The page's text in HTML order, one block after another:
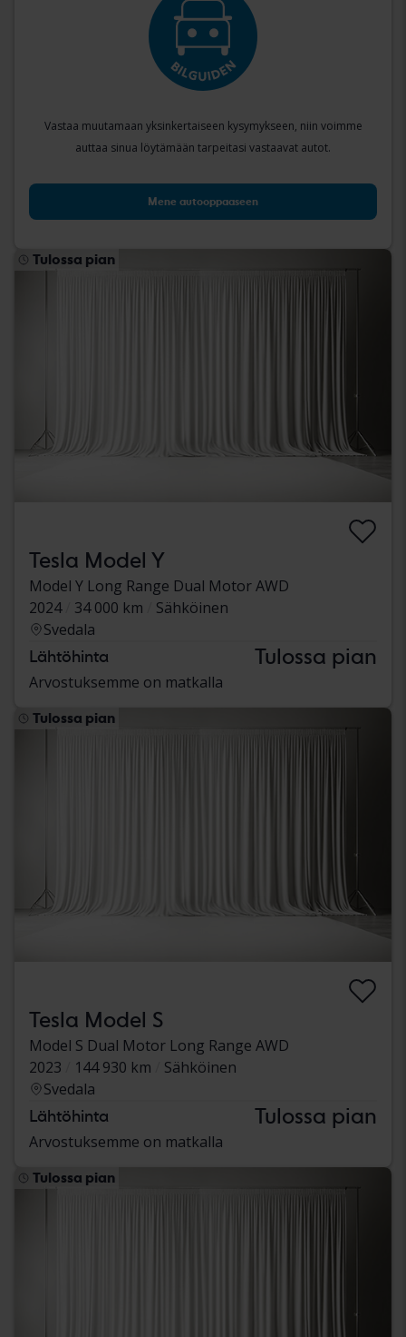
Vastaa muutamaan yksinkertaiseen kysymykseen, niin voimme
auttaa sinua löytämään tarpeitasi vastaavat autot.
Mene autooppaaseen
Tulossa pian
Tesla Model Y
Model Y Long Range Dual Motor AWD
2024
34 000 km
Sähköinen
Svedala
Lähtöhinta Tulossa pian
Arvostuksemme on matkalla
Tulossa pian
Tesla Model S
Model S Dual Motor Long Range AWD
2023
144 930 km
Sähköinen
Svedala
Lähtöhinta Tulossa pian
Arvostuksemme on matkalla
Tulossa pian